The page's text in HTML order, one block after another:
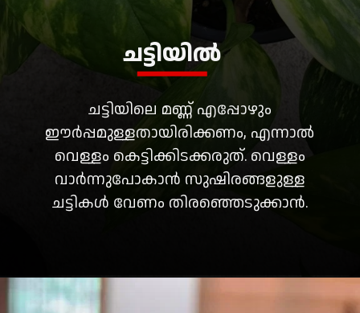
ചട്ടിയിലെ മണ്ണ് എപ്പോഴും
ഈർപ്പമുള്ളതായിരിക്കണം, എന്നാൽ
വെള്ളം കെട്ടിക്കിടക്കരുത്. വെള്ളം
വാർന്നുപോകാൻ സുഷിരങ്ങളുള്ള
ചട്ടികൾ വേണം തിരഞ്ഞെടുക്കാൻ.
ചട്ടിയിൽ